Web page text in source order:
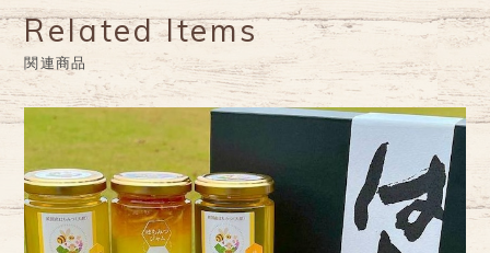
Related Items
関連商品